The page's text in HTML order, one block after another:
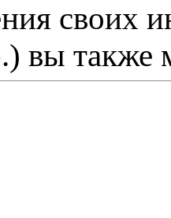
своих
вы также